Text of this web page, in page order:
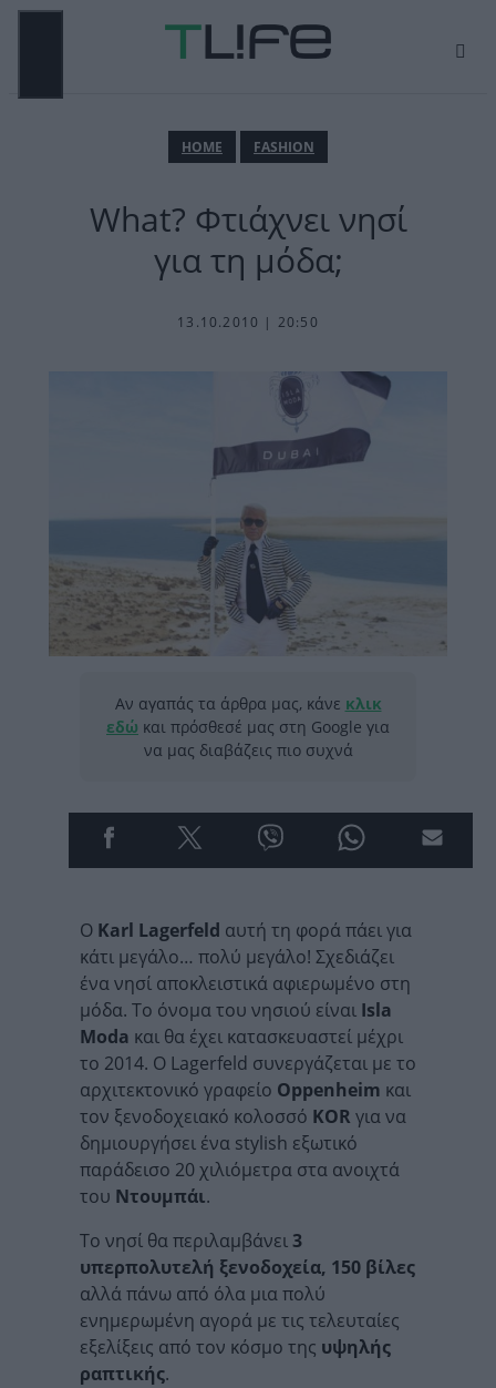
Μετάβαση
ΗΟΜΕ FASHION
What? Φτιάχνει νησί
για τη μόδα;
13.10.2010 | 20:50
Αν αγαπάς τα άρθρα μας, κάνε κλικ
εδώ και πρόσθεσέ μας στη Google για
να μας διαβάζεις πιο συχνά
Ο Karl Lagerfeld αυτή τη φορά πάει για
κάτι μεγάλο… πολύ μεγάλο! Σχεδιάζει
ένα νησί αποκλειστικά αφιερωμένο στη
μόδα. Το όνομα του νησιού είναι Isla
Moda και θα έχει κατασκευαστεί μέχρι
το 2014. Ο Lagerfeld συνεργάζεται με το
αρχιτεκτονικό γραφείο Oppenheim και
τον ξενοδοχειακό κολοσσό ΚΟR για να
δημιουργήσει ένα stylish εξωτικό
παράδεισο 20 χιλιόμετρα στα ανοιχτά
του Ντουμπάι.
Το νησί θα περιλαμβάνει3
υπερπολυτελή ξενοδοχεία, 150 βίλες
αλλά πάνω από όλα μια πολύ
ενημερωμένη αγορά με τις τελευταίες
εξελίξεις από τον κόσμο της υψηλής
ραπτικής.